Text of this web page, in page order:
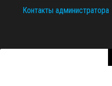
Контакты администратора